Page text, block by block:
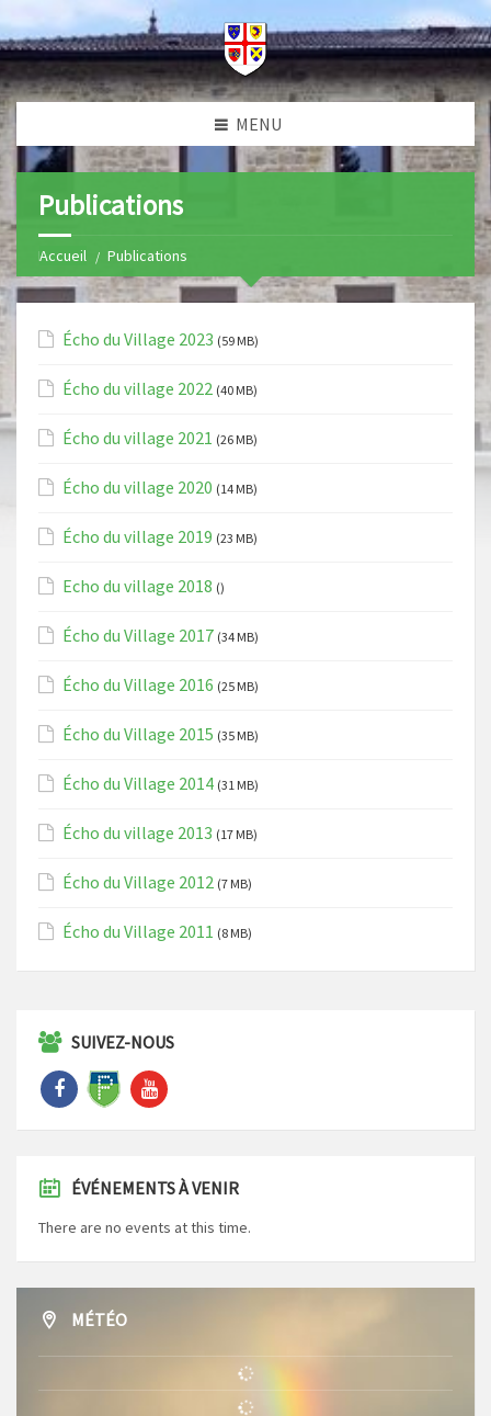
MENU
Publications
Home Publications
Écho du Village 2023 (59 MB)
Écho du village 2022 (40 MB)
Écho du village 2021 (26 MB)
Écho du village 2020 (14 MB)
Écho du village 2019 (23 MB)
Echo du village 2018 ()
Écho du Village 2017 (34 MB)
Écho du Village 2016 (25 MB)
Écho du Village 2015 (35 MB)
Écho du Village 2014 (31 MB)
Écho du village 2013 (17 MB)
Écho du Village 2012 (7 MB)
Écho du Village 2011 (8 MB)
SUIVEZ-NOUS
ÉVÉNEMENTS À VENIR
There are no events at this time.
MÉTÉO